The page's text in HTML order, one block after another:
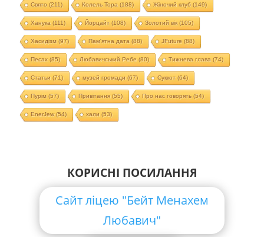
Свято (211) Колель Тора (188) Жіночий клуб (149)
Ханука (111) Йорцайт (108) Золотий вік(105)
Хасидізм (97) Пам'ятна дата (88) JFuture (88)
Песах(85) Любавичський Ребе (80) Тижнева глава (74)
Статьи (71) музей громади (67) Суккот (64)
Пурім (57) Привітання(55) Про нас говорять (54)
EnerJew(54) хали (53)
КОРИСНІ ПОСИЛАННЯ
Сайт ліцею "Бейт Менахем
Любавич"